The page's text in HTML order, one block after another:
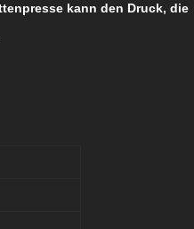
kann den Druck, die